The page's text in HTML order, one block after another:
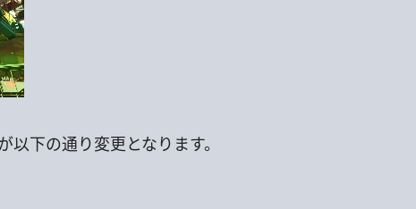
下の通り変更となります。